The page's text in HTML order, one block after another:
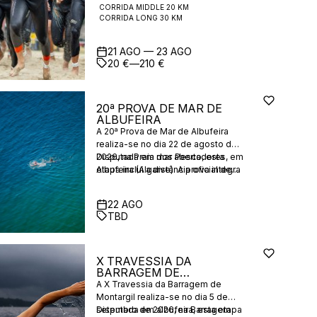
revezamento corporativo para a
que equilibra o desempenho nas
desafiadora.
CORRIDA MIDDLE 20 KM
CORRIDA LONG 30 KM
21 AGO — 23 AGO
20 €—210 €
20ª PROVA DE MAR DE
ALBUFEIRA
A 20ª Prova de Mar de Albufeira
realiza-se no dia 22 de agosto de
2026, na Praia dos Pescadores, em
Albufeira (Algarve). A prova integra
da Federação Portuguesa de
Natação (FPN).
Disputada em mar aberto, esta
etapa inclui a distância oficial de
prova de divulgação de 200m. A
competição contribui para o
22 AGO
TBD
X TRAVESSIA DA
BARRAGEM DE
MONTARGIL
A X Travessia da Barragem de
Montargil realiza-se no dia 5 de
setembro de 2026, na Barragem
Disputada em albufeira, esta etapa